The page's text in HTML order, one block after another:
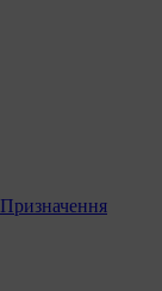
Призначення